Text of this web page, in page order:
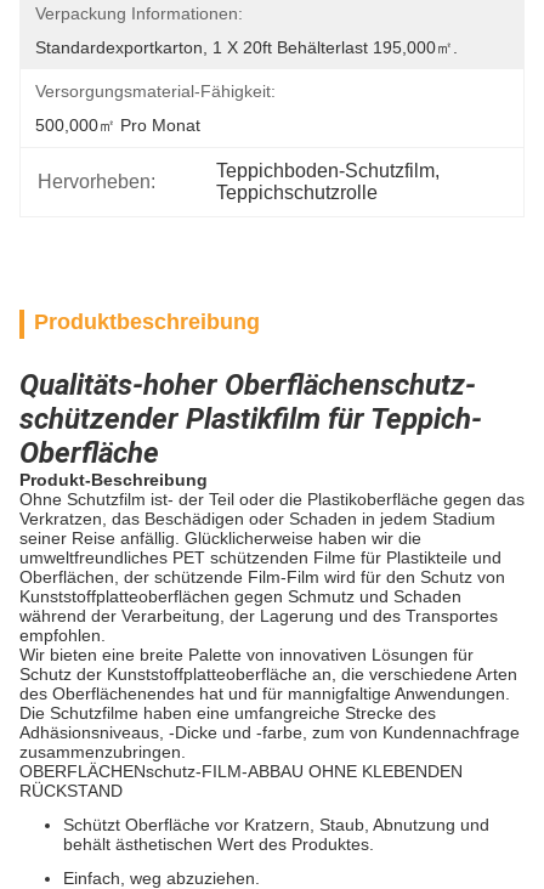
Verpackung Informationen:
Standardexportkarton, 1 X 20ft Behälterlast 195,000㎡.
Versorgungsmaterial-Fähigkeit:
500,000㎡ Pro Monat
Hervorheben:
Teppichboden-Schutzfilm,
Teppichschutzrolle
Produktbeschreibung
Qualitäts-hoher Oberflächenschutz-
schützender Plastikfilm für Teppich-
Oberfläche
Produkt-Beschreibung
Ohne Schutzfilm ist- der Teil oder die Plastikoberfläche gegen das
Verkratzen, das Beschädigen oder Schaden in jedem Stadium
seiner Reise anfällig. Glücklicherweise haben wir die
umweltfreundliches PET schützenden Filme für Plastikteile und
Oberflächen, der schützende Film-Film wird für den Schutz von
Kunststoffplatteoberflächen gegen Schmutz und Schaden
während der Verarbeitung, der Lagerung und des Transportes
empfohlen.
Wir bieten eine breite Palette von innovativen Lösungen für
Schutz der Kunststoffplatteoberfläche an, die verschiedene Arten
des Oberflächenendes hat und für mannigfaltige Anwendungen.
Die Schutzfilme haben eine umfangreiche Strecke des
Adhäsionsniveaus, -Dicke und -farbe, zum von Kundennachfrage
zusammenzubringen.
OBERFLÄCHENschutz-FILM-ABBAU OHNE KLEBENDEN
RÜCKSTAND
Schützt Oberfläche vor Kratzern, Staub, Abnutzung und
behält ästhetischen Wert des Produktes.
Einfach, weg abzuziehen.